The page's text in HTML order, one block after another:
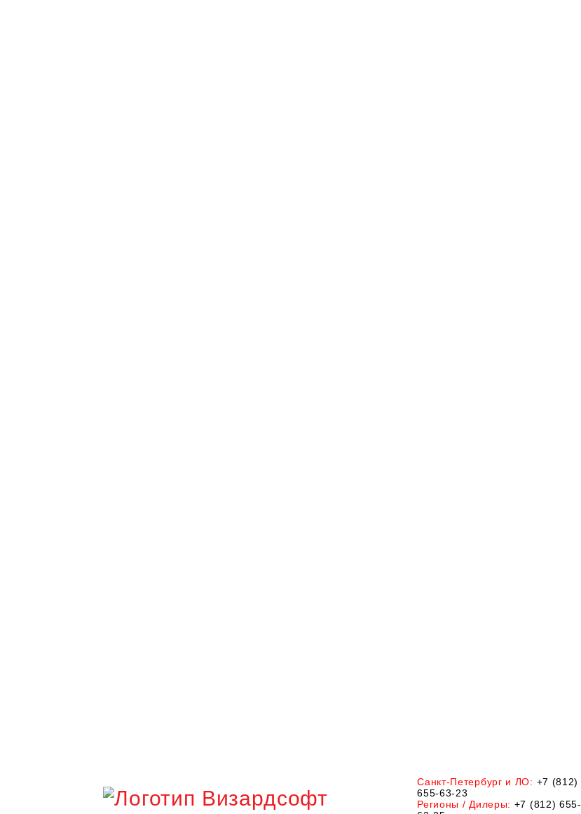
Санкт-Петербург и ЛО: +7 (812)
655-63-23
Регионы / Дилеры: +7 (812) 655-